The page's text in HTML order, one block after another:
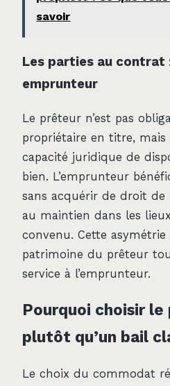
savoir
Les parties au contrat
emprunteur
Le prêteur n’est pas
propriétaire en titre,
capacité juridique de
bien. L’emprunteur
sans acquérir de droit
au maintien dans les
convenu. Cette asymétrie
patrimoine du prêteur
service à l’emprunteur.
Pourquoi choisir le
plutôt qu’un bail
Le choix du commodat